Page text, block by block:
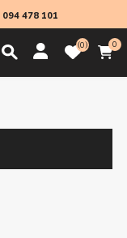
094 478 101
0 0